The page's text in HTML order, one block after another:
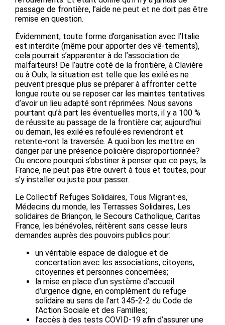
passage de frontière, l’aide ne peut et ne doit pas être
remise en question.
Évidemment, toute forme d’organisation avec l’Italie
est interdite (même pour apporter des vê-tements),
cela pourrait s’apparenter à de l’association de
malfaiteurs! De l’autre coté de la frontière, à Clavière
ou à Oulx, la situation est telle que les exilé·es ne
peuvent presque plus se préparer à affronter cette
longue route ou se reposer car les maintes tentatives
d’avoir un lieu adapté sont réprimées. Nous savons
pourtant qu’à part les éventuelles morts, il y a 100 %
de réussite au passage de la frontière car, aujourd’hui
ou demain, les exilé·es refoulé·es reviendront et
retente-ront la traversée. A quoi bon les mettre en
danger par une présence policière disproportionnée?
Ou encore pourquoi s’obstiner à penser que ce pays, la
France, ne peut pas être ouvert à tous et toutes, pour
s’y installer ou juste pour passer.
Le Collectif Refuges Solidaires, Tous Migrant·es,
Médecins du monde, les Terrasses Solidaires, Les
solidaires de Briançon, le Secours Catholique, Caritas
France, les bénévoles, réitèrent sans cesse leurs
demandes auprès des pouvoirs publics pour:
un véritable espace de dialogue et de
concertation avec les associations, citoyens,
citoyennes et personnes concernées;
la mise en place d’un système d’accueil
d’urgence digne, en complément du refuge
solidaire au sens de l’art 345-2-2 du Code de
l’Action Sociale et des Familles;
l’accès à des tests COVID-19 afin d’assurer une